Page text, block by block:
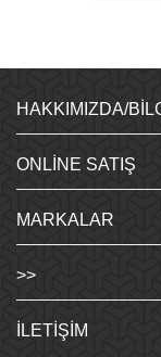
HAKKIMIZDA/
ONLINE SATIŞ
MARKALAR
>>
İLETIŞIM